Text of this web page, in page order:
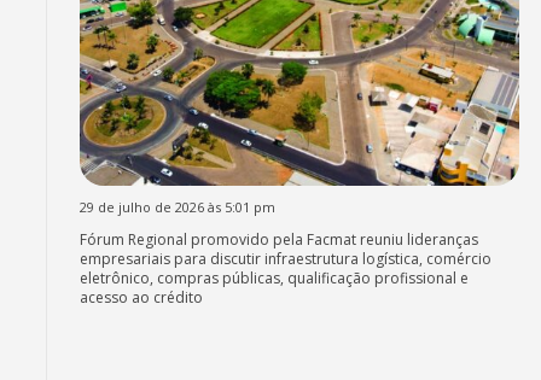
29 de julho de 2026 às 5:01 pm
Fórum Regional promovido pela Facmat reuniu lideranças
empresariais para discutir infraestrutura logística, comércio
eletrônico, compras públicas, qualificação profissional e
acesso ao crédito